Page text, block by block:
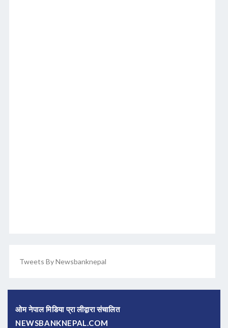
Tweets By Newsbanknepal
ओम नेपाल मिडिया प्रा लीद्वारा संचालित
NEWSBANKNEPAL.COM